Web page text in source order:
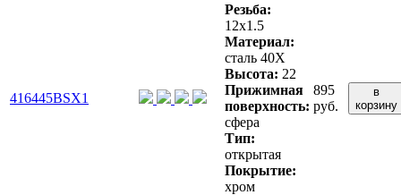
416445BSX1
Резьба:
12x1.5
Материал:
сталь 40X
Высота: 22
Прижимная
поверхность:
сфера
Тип:
открытая
Покрытие:
хром
895
руб.
в
корзину